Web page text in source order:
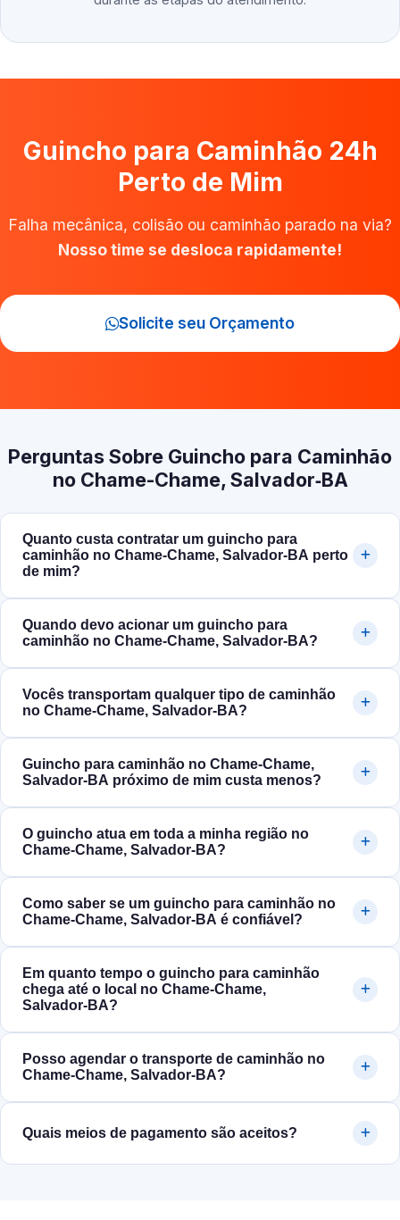
Guincho para Caminhão 24h
Perto de Mim
Falha mecânica, colisão ou caminhão parado na via?
Nosso time se desloca rapidamente!
Solicite seu Orçamento
Perguntas Sobre Guincho para Caminhão
no Chame-Chame, Salvador‑BA
Quanto custa contratar um guincho para
caminhão no Chame-Chame, Salvador‑BA perto
de mim?
Quando devo acionar um guincho para
caminhão no Chame-Chame, Salvador‑BA?
Vocês transportam qualquer tipo de caminhão
no Chame-Chame, Salvador‑BA?
Guincho para caminhão no Chame-Chame,
Salvador‑BA próximo de mim custa menos?
O guincho atua em toda a minha região no
Chame-Chame, Salvador‑BA?
Como saber se um guincho para caminhão no
Chame-Chame, Salvador‑BA é confiável?
Em quanto tempo o guincho para caminhão
chega até o local no Chame-Chame,
Salvador‑BA?
Posso agendar o transporte de caminhão no
Chame-Chame, Salvador‑BA?
Quais meios de pagamento são aceitos?